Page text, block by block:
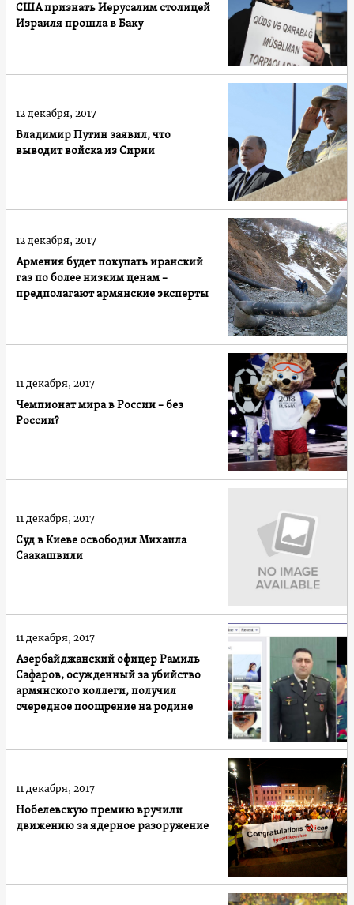
США признать Иерусалим столицей
Израиля прошла в Баку
Владимир Путин заявил, что
выводит войска из Сирии
12 декабря, 2017
Армения будет покупать иранский
газ по более низким ценам –
предполагают армянские эксперты
12 декабря, 2017
Чемпионат мира в России – без
России?
11 декабря, 2017
Суд в Киеве освободил Михаила
Саакашвили
11 декабря, 2017
Азербайджанский офицер Рамиль
Сафаров, осужденный за убийство
армянского коллеги, получил
очередное поощрение на родине
11 декабря, 2017
Нобелевскую премию вручили
движению за ядерное разоружение
11 декабря, 2017